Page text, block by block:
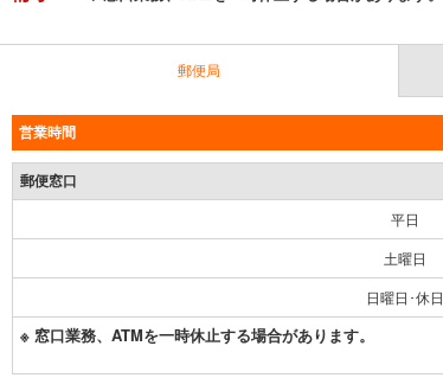
郵便局
営業時間
郵便窓口
平日
土曜日
日曜日･休日
※ 窓口業務、ATMを一時休止する場合があります。